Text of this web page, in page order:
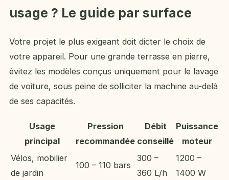
usage ? Le guide par surface
Votre projet le plus exigeant doit dicter le choix de
votre appareil. Pour une grande terrasse en pierre,
évitez les modèles conçus uniquement pour le lavage
de voiture, sous peine de solliciter la machine au-delà
de ses capacités.
Usage
principal
Pression
recommandée
Débit
conseillé
Puissance
moteur
Vélos, mobilier
de jardin
100 – 110 bars
300 –
360 L/h
1200 –
1400 W